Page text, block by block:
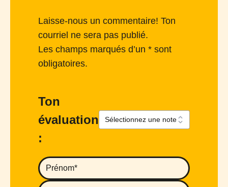
Laisse-nous un commentaire! Ton
courriel ne sera pas publié.
Les champs marqués d’un * sont
obligatoires.
Ton
évaluation
: